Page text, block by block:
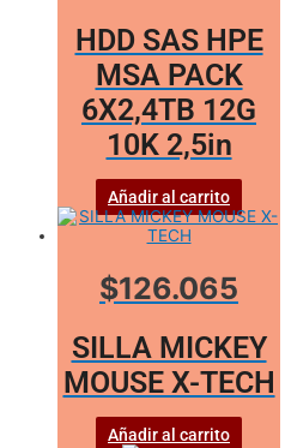
HDD SAS HPE
MSA PACK
6X2,4TB 12G
10K 2,5in
Añadir al carrito
$126.065
SILLA MICKEY
MOUSE X-TECH
Añadir al carrito